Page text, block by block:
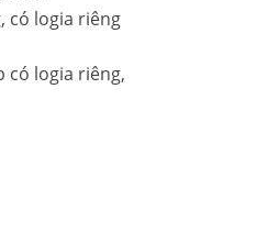
có logia riêng
có logia riêng,